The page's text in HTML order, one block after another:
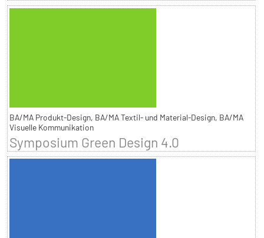
BA/MA Produkt-Design, BA/MA Textil- und Material-Design, BA/MA
Visuelle Kommunikation
Symposium Green Design 4.0